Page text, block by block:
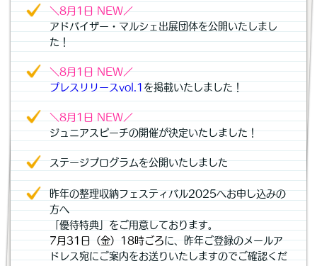
＼8月1日 NEW／
アドバイザー・マルシェ出展団体を公開いたしまし
た！
＼8月1日 NEW／
プレスリリースvol.1 を掲載いたしました！
＼8月1日 NEW／
ジュニアスピーチの開催が決定いたしました！
ステージプログラムを公開いたしました
昨年の整理収納フェスティバル2025へお申し込みの
方へ
「優待特典」をご用意しております。
7月31日（金）18時ごろに、昨年ご登録のメールア
ドレス宛にご案内をお送りいたしますのでご確認くだ